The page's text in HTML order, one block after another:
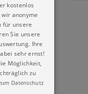
neu
kostenlos
anonyme
für unsere
Sie unsere
Ihre
sehr ernst!
Möglichkeit,
zu
Datenschutz